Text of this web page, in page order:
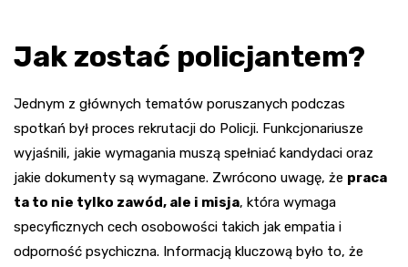
Jak zostać policjantem?
Jednym z głównych tematów poruszanych podczas
spotkań był proces rekrutacji do Policji. Funkcjonariusze
wyjaśnili, jakie wymagania muszą spełniać kandydaci oraz
jakie dokumenty są wymagane. Zwrócono uwagę, że praca
ta to nie tylko zawód, ale i misja, która wymaga
specyficznych cech osobowości takich jak empatia i
odporność psychiczna. Informacją kluczową było to, że